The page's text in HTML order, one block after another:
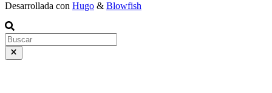
Desarrollada con Hugo & Blowfish